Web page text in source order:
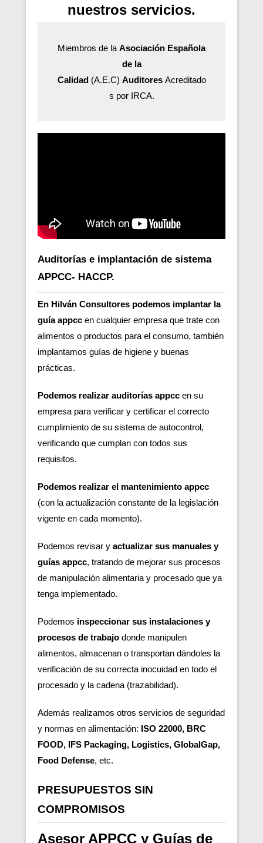
nuestros servicios.
Miembros de la Asociación Española
de la
Calidad(A.E.C) AuditoresAcreditado
s por IRCA.
Auditorías e implantación de sistema
APPCC- HACCP.
En Hilván Consultores podemos implantar la
guía appcc en cualquier empresa que trate con
alimentos o productos para el consumo, también
implantamos guías de higiene y buenas
prácticas.
Podemos realizar auditorías appcc en su
empresa para verificar y certificar el correcto
cumplimiento de su sistema de autocontrol,
verificando que cumplan con todos sus
requisitos.
Podemos realizar el mantenimiento appcc
(con la actualización constante de la legislación
vigente en cada momento).
Podemos revisar y actualizar sus manuales y
guías appcc, tratando de mejorar sus procesos
de manipulación alimentaria y procesado que ya
tenga implementado.
Podemos inspeccionar sus instalaciones y
procesos de trabajo donde manipulen
alimentos, almacenan o transportan dándoles la
verificación de su correcta inocuidad en todo el
procesado y la cadena (trazabilidad).
Además realizamos otros servicios de seguridad
y normas en alimentación: ISO 22000, BRC
FOOD, IFS Packaging, Logistics, GlobalGap,
Food Defense, etc.
PRESUPUESTOS SIN
COMPROMISOS
Asesor APPCC y Guías de